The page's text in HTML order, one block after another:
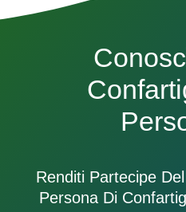
Renditi Partecipe
Persona Di